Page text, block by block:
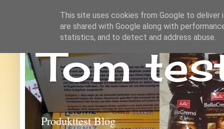
Tom
Produkttest Blog
This site uses cookies from Google to deliver
are shared with Google along with
statistics, and to detect and address abuse.